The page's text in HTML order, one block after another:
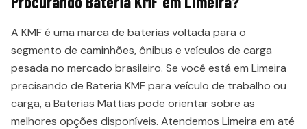
A KMF é uma marca de baterias voltada para o
segmento de caminhões, ônibus e veículos de carga
pesada no mercado brasileiro. Se você está em Limeira
precisando de Bateria KMF para veículo de trabalho ou
carga, a Baterias Mattias pode orientar sobre as
melhores opções disponíveis. Atendemos Limeira em até